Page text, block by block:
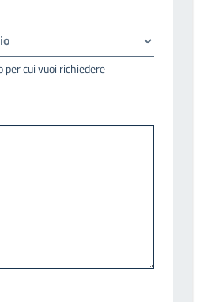
per cui vuoi richiedere